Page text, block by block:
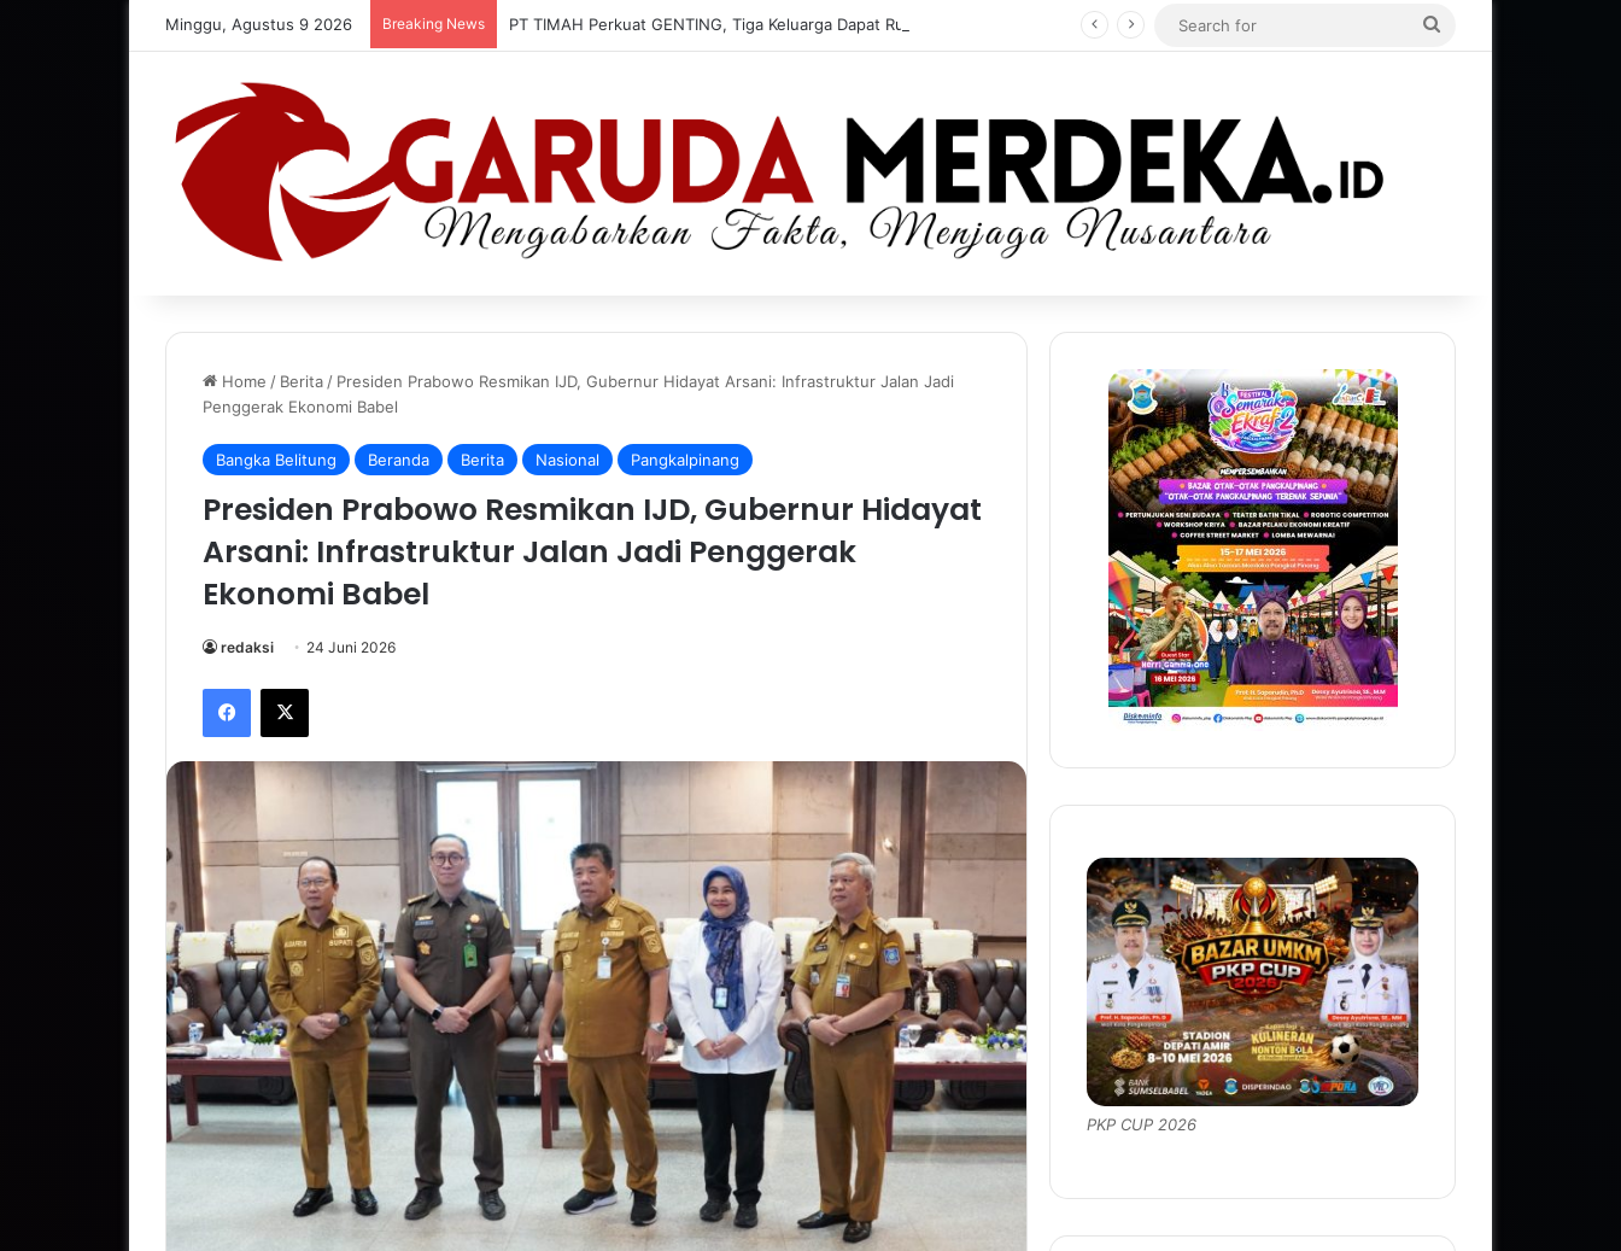
Minggu, Agustus 9 2026 Breaking News PT TIMAH Perkuat GENTING, Tiga Keluarga Dapat Rumah Layak Huni
Home / Berita / Presiden Prabowo Resmikan IJD, Gubernur Hidayat Arsani: Infrastruktur Jalan Jadi
Penggerak Ekonomi Babel
Bangka Belitung Beranda Berita Nasional Pangkalpinang
Presiden Prabowo Resmikan IJD, Gubernur Hidayat
Arsani: Infrastruktur Jalan Jadi Penggerak
Ekonomi Babel
redaksi 24 Juni 2026
Facebook
X
PKP CUP 2026